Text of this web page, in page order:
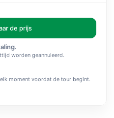
de prijs
worden geannuleerd.
moment voordat de tour begint.